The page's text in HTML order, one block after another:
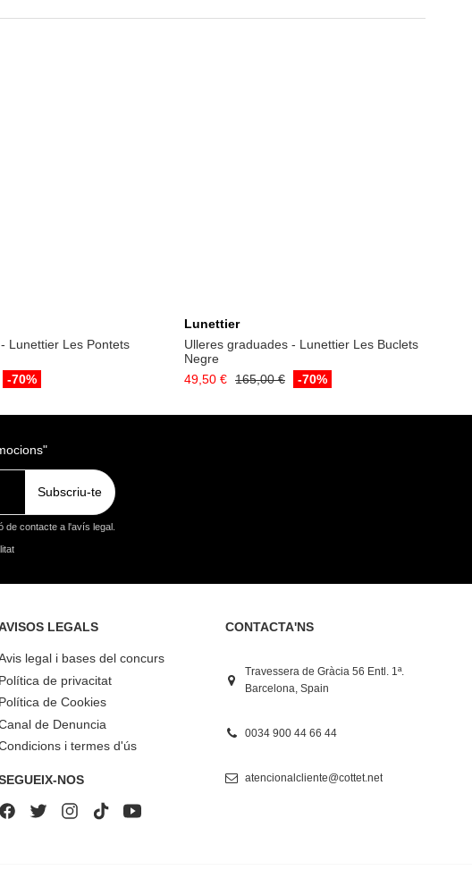
Lunettier Les Pontets
-70%
Lunettier
Ulleres graduades - Lunettier Les Buclets
Negre
49,50 € 165,00 € -70%
Subscriu-te
de contacte a l'avís legal.
LEGALS
legal i bases del concurs
Política de privacitat
Política de Cookies
de Denuncia
i termes d'ús
NOS
CONTACTA'NS
Travessera de Gràcia 56 Entl. 1ª.
Barcelona, Spain
0034 900 44 66 44
atencionalcliente@cottet.net